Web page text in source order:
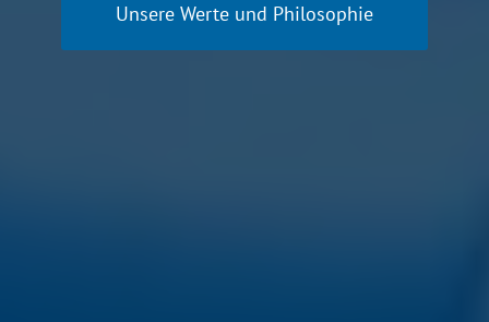
Unsere Werte und Philosophie